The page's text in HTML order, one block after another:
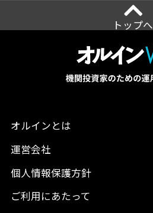
トップへ
オルインとは
運営会社
個人情報保護方針
ご利用にあたって